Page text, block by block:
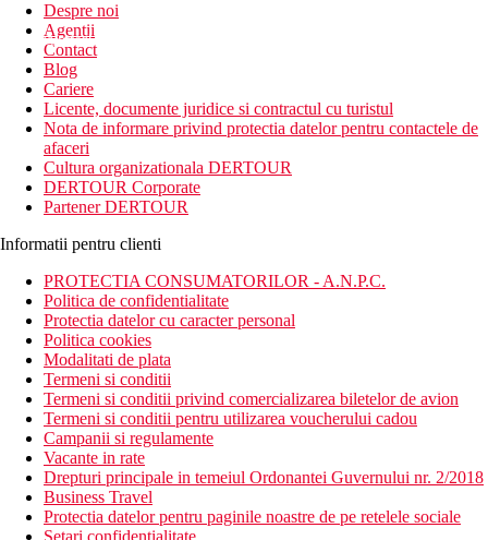
newsletter!
Despre noi
Agentii
Contact
Blog
Cariere
Licente, documente juridice si contractul cu turistul
Nota de informare privind protectia datelor pentru contactele de
afaceri
Cultura organizationala DERTOUR
DERTOUR Corporate
Partener DERTOUR
Informatii pentru clienti
PROTECTIA CONSUMATORILOR - A.N.P.C.
Politica de confidentialitate
Protectia datelor cu caracter personal
Politica cookies
Modalitati de plata
Termeni si conditii
Termeni si conditii privind comercializarea biletelor de avion
Termeni si conditii pentru utilizarea voucherului cadou
Campanii si regulamente
Vacante in rate
Drepturi principale in temeiul Ordonantei Guvernului nr. 2/2018
Business Travel
Protectia datelor pentru paginile noastre de pe retelele sociale